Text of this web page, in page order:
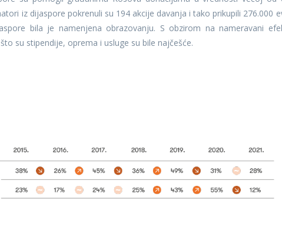
iz dijaspore pokrenuli su 194 akcije davanja i tako prikupili 276.000
bila je namenjena obrazovanju. S obzirom na nameravani
su stipendije, oprema i usluge su bile najčešće.